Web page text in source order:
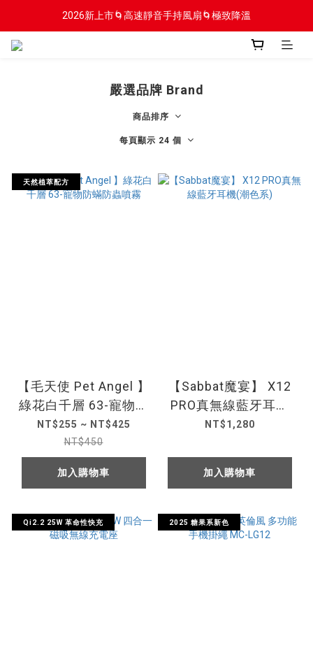
2026新上市🌀高速靜音手持風扇🌀極致降溫
2026新上市🌀高速靜音手持風扇🌀極致降溫
嚴選品牌 Brand
商品排序
每頁顯示 24 個
天然植萃配方
【毛天使 Pet Angel 】
綠花白千層 63-寵物防
蟎防蟲噴霧
NT$255 ~ NT$425
NT$450
加入購物車
【Sabbat魔宴】 X12
PRO真無線藍牙耳機
(潮色系)
NT$1,280
加入購物車
Qi2.2 25W 革命性快充 2025 糖果系新色